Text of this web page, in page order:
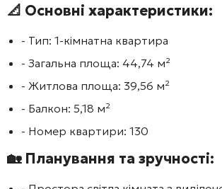
📐 Основні характеристики:
- Тип: 1-кімнатна квартира
- Загальна площа: 44,74 м²
- Житлова площа: 39,56 м²
- Балкон: 5,18 м²
- Номер квартири: 130
🏡 Планування та зручності: